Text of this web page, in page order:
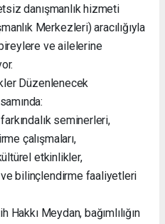
danışmanlık hizmeti
Merkezleri) aracılığıyla
ve ailelerine
Düzenlenecek
seminerleri,
çalışmaları,
etkinlikler,
bilinçlendirme faaliyetleri
Hakkı Meydan, bağımlılığın